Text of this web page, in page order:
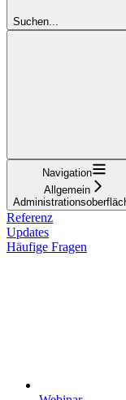
Suchen...
Navigation
Allgemein
Referenz
Updates
Häufige Fragen